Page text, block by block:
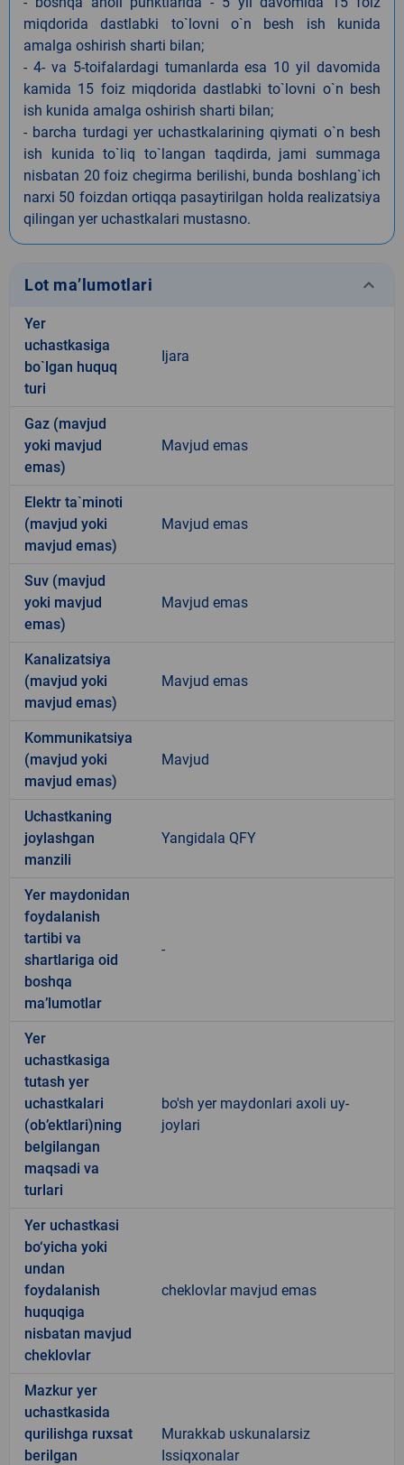
miqdorida dastlabki to`lovni o`n besh ish kunida
amalga oshirish sharti bilan;
- 4- va 5-toifalardagi tumanlarda esa 10 yil davomida
kamida 15 foiz miqdorida dastlabki to`lovni o`n besh
ish kunida amalga oshirish sharti bilan;
- barcha turdagi yer uchastkalarining qiymati o`n besh
ish kunida to`liq to`langan taqdirda, jami summaga
nisbatan 20 foiz chegirma berilishi, bunda boshlang`ich
narxi 50 foizdan ortiqqa pasaytirilgan holda realizatsiya
qilingan yer uchastkalari mustasno.
Lot ma’lumotlari keyboard_arrow_down
Yer
uchastkasiga
bo`lgan huquq
turi
Ijara
Gaz (mavjud
yoki mavjud
emas)
Mavjud emas
Elektr ta`minoti
(mavjud yoki
mavjud emas)
Mavjud emas
Suv (mavjud
yoki mavjud
emas)
Mavjud emas
Kanalizatsiya
(mavjud yoki
mavjud emas)
Mavjud emas
Kommunikatsiya
(mavjud yoki
mavjud emas)
Mavjud
Uchastkaning
joylashgan
manzili
Yangidala QFY
Yer maydonidan
foydalanish
tartibi va
shartlariga oid
boshqa
ma’lumotlar
-
Yer
uchastkasiga
tutash yer
uchastkalari
(ob’ektlari)ning
belgilangan
maqsadi va
turlari
bo'sh yer maydonlari axoli uy-
joylari
Yer uchastkasi
bo‘yicha yoki
undan
foydalanish
huquqiga
nisbatan mavjud
cheklovlar
cheklovlar mavjud emas
Mazkur yer
uchastkasida
qurilishga ruxsat
berilgan
Murakkab uskunalarsiz
Issiqxonalar